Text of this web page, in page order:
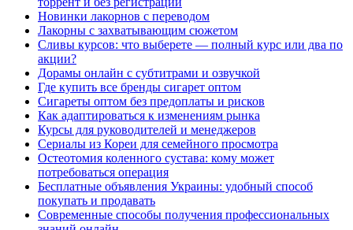
Новинки лакорнов с переводом
Лакорны с захватывающим сюжетом
Сливы курсов: что выберете — полный курс или два по
акции?
Дорамы онлайн с субтитрами и озвучкой
Где купить все бренды сигарет оптом
Сигареты оптом без предоплаты и рисков
Как адаптироваться к изменениям рынка
Курсы для руководителей и менеджеров
Сериалы из Кореи для семейного просмотра
Остеотомия коленного сустава: кому может
потребоваться операция
Бесплатные объявления Украины: удобный способ
покупать и продавать
Современные способы получения профессиональных